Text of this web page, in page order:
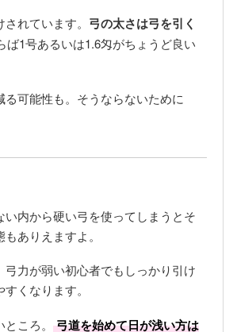
れています。 弓の太さは弓を引く
1号あるいは1.6匁がちょうど良い
可能性も。そうならないために
内から硬い弓を使ってしまうとそ
ありえますよ。
力が弱い初心者でもしっかり引け
くなります。
ころ。 弓道を始めて日が浅い方は